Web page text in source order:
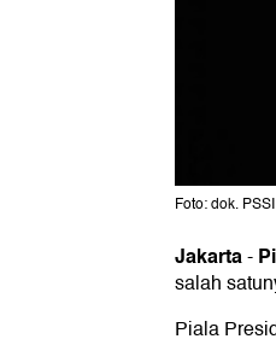
Foto: dok. PSSI
Jakarta-
salah
Piala